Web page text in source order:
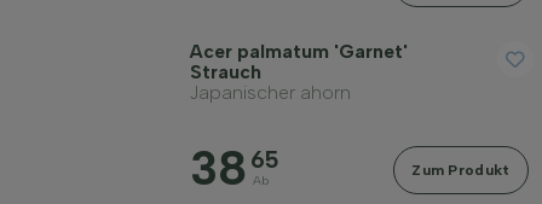
Acer palmatum 'Garnet'
Strauch
Japanischer ahorn
38 65
Ab
Zum Produkt